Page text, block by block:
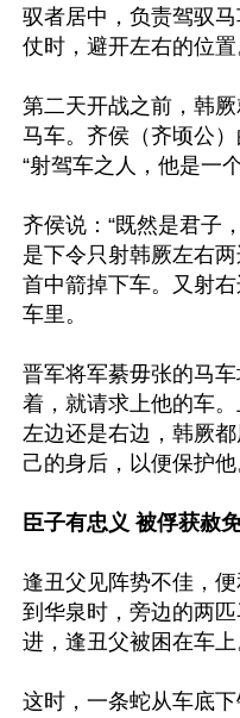
驭者居中，负责驾驭
仗时，避开左右的位置
第二天开战之前，韩
马车。齐侯（齐顷公
“射驾车之人，他是一
齐侯说：“既然是君子
是下令只射韩厥左右
首中箭掉下车。又射
车里。
晋军将军綦毋张的马
着，就请求上他的车
左边还是右边，韩厥
己的身后，以便保护他
臣子有忠义 被俘获赦
逢丑父见阵势不佳，
到华泉时，旁边的两
进，逢丑父被困在车上
这时，一条蛇从车底